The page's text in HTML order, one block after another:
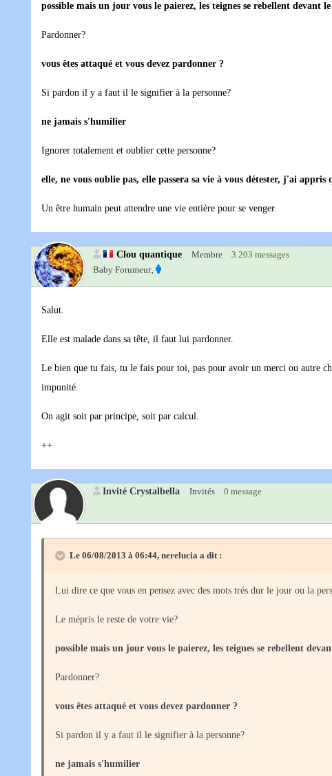
possible mais un jour vous le paierez, les teignes se rebellent devant
Pardonner?
vous êtes attaqué et vous devez pardonner ?
Si pardon il y a faut il le signifier à la personne?
ne jamais s'humilier
Ignorer totalement et oublier cette personne?
elle, ne vous oublie pas, elle passera sa vie à vous détester, j'ai
Un être humain peut attendre une vie entière pour se venger.
Clou quantique Membre
3 203 messages
Baby Forumeur‚
Salut.
Elle est malade dans sa tête, il faut lui pardonner.
Le bien que tu fais, tu le fais pour toi, pas pour avoir un merci ou autre
impunité.
On agit soit par principe, soit par calcul.
++
Invité Crystalbella Invités 0 message
Le 06/08/2013 à 06:44, nerelucia a dit :
Lui dire ce que vous en pensez avec des mots trés dur le jour ou la
Le mépris le reste de votre vie?
possible mais un jour vous le paierez, les teignes se rebellent
Pardonner?
vous êtes attaqué et vous devez pardonner ?
Si pardon il y a faut il le signifier à la personne?
ne jamais s'humilier